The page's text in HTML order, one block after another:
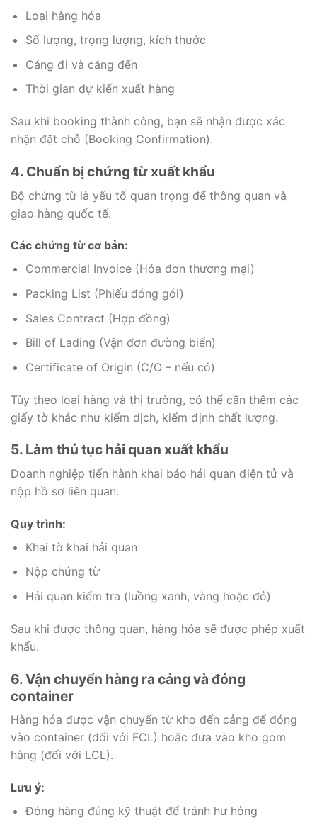
Loại hàng hóa
Số lượng, trọng lượng, kích thước
Cảng đi và cảng đến
Thời gian dự kiến xuất hàng
Sau khi booking thành công, bạn sẽ nhận được xác
nhận đặt chỗ (Booking Confirmation).
4. Chuẩn bị chứng từ xuất khẩu
Bộ chứng từ là yếu tố quan trọng để thông quan và
giao hàng quốc tế.
Các chứng từ cơ bản:
Commercial Invoice (Hóa đơn thương mại)
Packing List (Phiếu đóng gói)
Sales Contract (Hợp đồng)
Bill of Lading (Vận đơn đường biển)
Certificate of Origin (C/O – nếu có)
Tùy theo loại hàng và thị trường, có thể cần thêm các
giấy tờ khác như kiểm dịch, kiểm định chất lượng.
5. Làm thủ tục hải quan xuất khẩu
Doanh nghiệp tiến hành khai báo hải quan điện tử và
nộp hồ sơ liên quan.
Quy trình:
Khai tờ khai hải quan
Nộp chứng từ
Hải quan kiểm tra (luồng xanh, vàng hoặc đỏ)
Sau khi được thông quan, hàng hóa sẽ được phép xuất
khẩu.
6. Vận chuyển hàng ra cảng và đóng
container
Hàng hóa được vận chuyển từ kho đến cảng để đóng
vào container (đối với FCL) hoặc đưa vào kho gom
hàng (đối với LCL).
Lưu ý:
Đóng hàng đúng kỹ thuật để tránh hư hỏng